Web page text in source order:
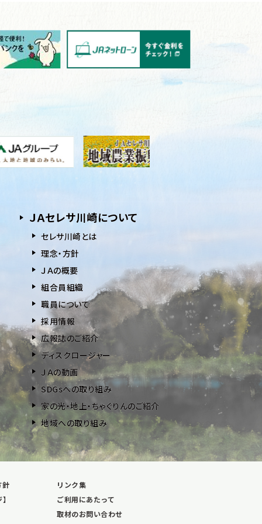
ＪＡセレサ川崎について
セレサ川崎とは
理念・方針
ＪＡの概要
組合員組織
職員について
採用情報
広報誌のご紹介
ディスクロージャー
ＪＡの動画
SDGsへの取り組み
家の光・地上・ちゃぐりんのご紹介
地域への取り組み
針
リンク集
ご利用にあたって
取材のお問い合わせ